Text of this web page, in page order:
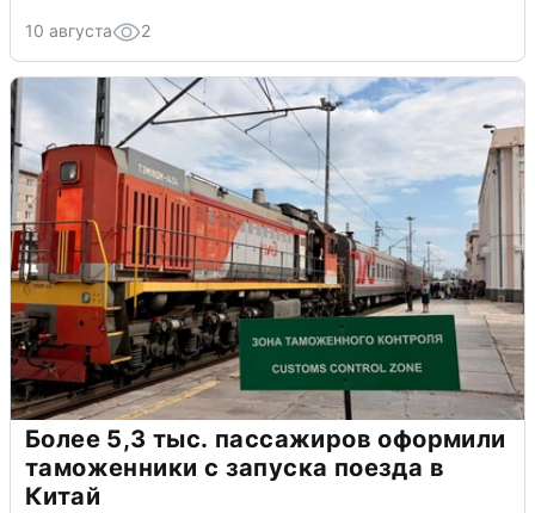
10 августа 2
Более 5,3 тыс. пассажиров оформили
таможенники с запуска поезда в
Китай